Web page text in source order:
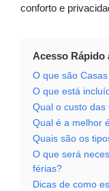
conforto e
Acesso Rápido
O que são
O que está
Qual o custo das
Qual é a melhor
Quais são os
O que será
férias?
Dicas de como